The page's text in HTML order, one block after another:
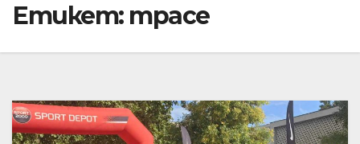
Етикет: трасе